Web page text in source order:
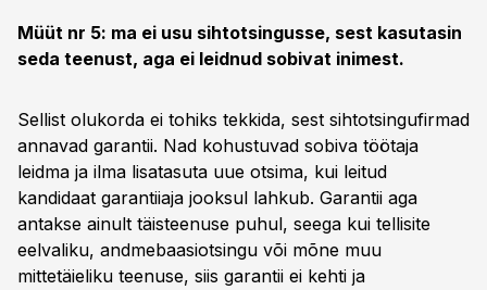
Müüt nr 5: ma ei usu sihtotsingusse, sest kasutasin
seda teenust, aga ei leidnud sobivat inimest.
Sellist olukorda ei tohiks tekkida, sest sihtotsingufirmad
annavad garantii. Nad kohustuvad sobiva töötaja
leidma ja ilma lisatasuta uue otsima, kui leitud
kandidaat garantiiaja jooksul lahkub. Garantii aga
antakse ainult täisteenuse puhul, seega kui tellisite
eelvaliku, andmebaasiotsingu või mõne muu
mittetäieliku teenuse, siis garantii ei kehti ja